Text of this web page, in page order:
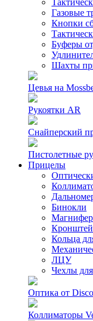
Газовые
Кнопки
Буферы
Шахты
Цевья на
Рукоятки AR
Снайперский
Пистолетные
Прицелы
Бинокли
Кольца
ЛЦУ
Чехлы
Оптика от
Коллиматоры